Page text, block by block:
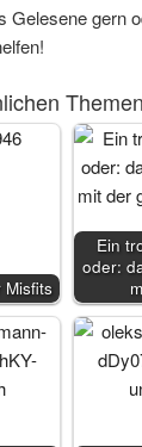
Gelesene gern
Ein
oder: